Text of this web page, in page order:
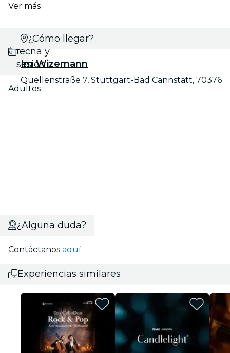
Ver más
Selecciona
fecha y
sesión
Adultos
¿Cómo llegar?
Im Wizemann
Quellenstraße 7, Stuttgart-Bad Cannstatt, 70376
¿Alguna duda?
Contáctanos aquí
Experiencias similares